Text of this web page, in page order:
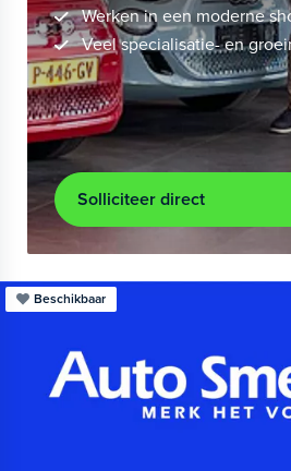
Werken in een moderne
Veel specialisatie- en
Solliciteer direct
Beschikbaar